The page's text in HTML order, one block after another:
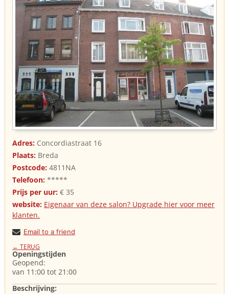
Adres: Concordiastraat 16
Plaats: Breda
Postcode: 4811NA
Telefoon: *****
Prijs per uur: € 35
website: Eigenaar van deze salon? Upgrade hier voor meer
klanten.
Email to a friend
← TERUG
Openingstijden
Geopend:
van 11:00 tot 21:00
Beschrijving: